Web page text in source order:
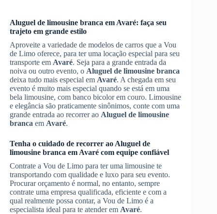
Aluguel de limousine branca em Avaré: faça seu
trajeto em grande estilo
Aproveite a variedade de modelos de carros que a Vou
de Limo oferece, para ter uma locação especial para seu
transporte em Avaré. Seja para a grande entrada da
noiva ou outro evento, o Aluguel de limousine branca
deixa tudo mais especial em Avaré. A chegada em seu
evento é muito mais especial quando se está em uma
bela limousine, com banco bicolor em couro. Limousine
e elegância são praticamente sinônimos, conte com uma
grande entrada ao recorrer ao Aluguel de limousine
branca em Avaré.
Tenha o cuidado de recorrer ao Aluguel de
limousine branca em Avaré com equipe confiável
Contrate a Vou de Limo para ter uma limousine te
transportando com qualidade e luxo para seu evento.
Procurar orçamento é normal, no entanto, sempre
contrate uma empresa qualificada, eficiente e com a
qual realmente possa contar, a Vou de Limo é a
especialista ideal para te atender em Avaré.